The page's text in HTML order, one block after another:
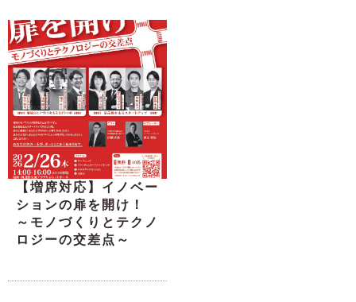
【増席対応】イノベー
ションの扉を開け！
～モノづくりとテクノ
ロジーの交差点～